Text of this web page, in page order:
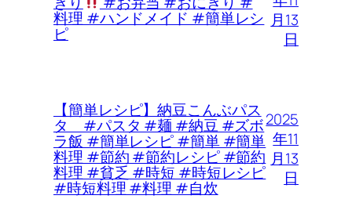
料理 #ハンドメイド #簡単レシ
ピ
月13
日
【簡単レシピ】納豆こんぶパス
タ #パスタ #麺 #納豆 #ズボ
ラ飯 #簡単レシピ #簡単 #簡単
料理 #節約 #節約レシピ #節約
料理 #貧乏 #時短 #時短レシピ
#時短料理 #料理 #自炊
2025
年11
月13
日